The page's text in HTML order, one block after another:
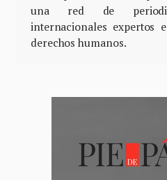
una red de
internacionales expertos
derechos humanos.